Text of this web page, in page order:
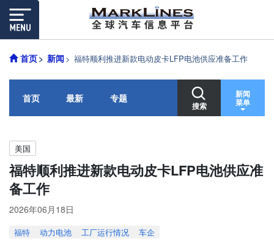
首页 新闻 福特顺利推进新款电动皮卡LFP电池供应准备工作
首页 最新 专题
搜索
新闻
菜单
美国
福特顺利推进新款电动皮卡LFP电池供应准
备工作
2026年06月18日
福特 动力电池 工厂运行情况 车企